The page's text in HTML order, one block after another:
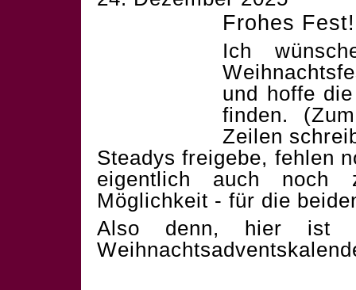
Frohes Fest!
Ich
und hoffe
finden.
Zeilen
Steadys freigebe, fehlen
eigentlich auch noch
Möglichkeit - für die
Also denn, hier ist